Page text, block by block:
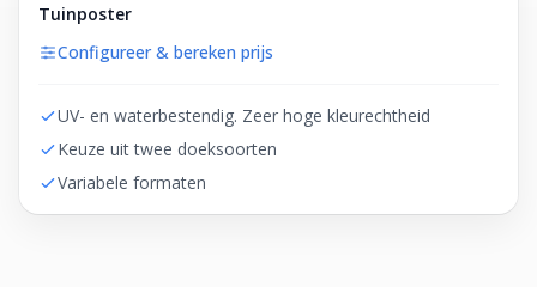
Tuinposter
Configureer & bereken prijs
UV- en waterbestendig. Zeer hoge kleurechtheid
Keuze uit twee doeksoorten
Variabele formaten